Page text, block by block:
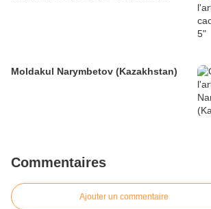
Moldakul Narymbetov (Kazakhstan)
Commentaires
Ajouter un commentaire